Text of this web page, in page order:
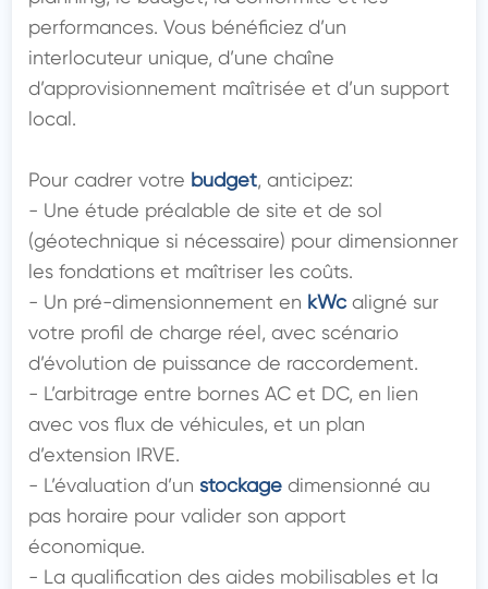
performances. Vous bénéficiez d’un
interlocuteur unique, d’une chaîne
d’approvisionnement maîtrisée et d’un support
local.
Pour cadrer votre budget, anticipez:
- Une étude préalable de site et de sol
(géotechnique si nécessaire) pour dimensionner
les fondations et maîtriser les coûts.
- Un pré-dimensionnement en kWc aligné sur
votre profil de charge réel, avec scénario
d’évolution de puissance de raccordement.
- L’arbitrage entre bornes AC et DC, en lien
avec vos flux de véhicules, et un plan
d’extension IRVE.
- L’évaluation d’un stockage dimensionné au
pas horaire pour valider son apport
économique.
- La qualification des aides mobilisables et la